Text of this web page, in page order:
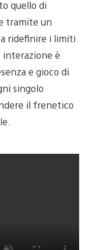
quello di
tramite un
ridefinire i limiti
interazione è
e gioco di
singolo
il frenetico